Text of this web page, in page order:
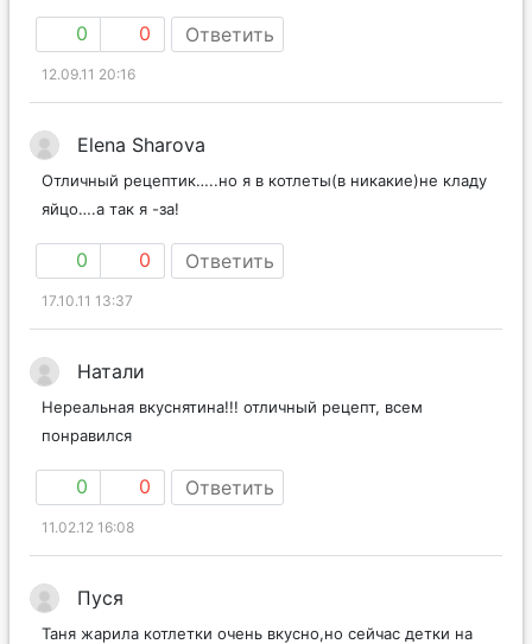
0 0 Ответить
12.09.11 20:16
Elena Sharova
Отличный рецептик…..но я в котлеты(в никакие)не кладу
яйцо….а так я -за!
0 0 Ответить
17.10.11 13:37
Натали
Нереальная вкуснятина!!! отличный рецепт, всем
понравился
0 0 Ответить
11.02.12 16:08
Пуся
Таня жарила котлетки очень вкусно,но сейчас детки на